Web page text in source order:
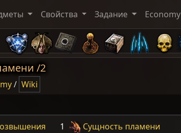
Свойства Задание Economy
/2
/ Wiki
1 Сущность пламени